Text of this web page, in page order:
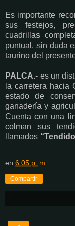
Es importante
sus festejos,
cuadrillas
puntual, sin duda
taurino del
PALCA.- es un
la carretera hacia
estado de
ganadería y
Cuenta con una
colman sus
llamados
en 6:05 p. m.
Compartir